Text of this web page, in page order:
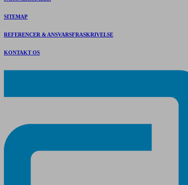
SITEMAP
REFERENCER & ANSVARSFRASKRIVELSE
KONTAKT OS